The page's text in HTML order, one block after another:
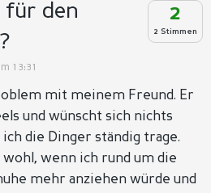
2
2 Stimmen
für den
13:31
mit meinem Freund. Er
und wünscht sich nichts
die Dinger ständig trage.
wenn ich rund um die
mehr anziehen würde und